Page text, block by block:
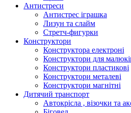
Антистреси
Антистрес іграшка
Лизун та слайм
Стретч-фигурки
Конструктори
Конструктора електроні
Конструктори для
Конструктори пластикові
Конструктори металеві
Конструктори магнітні
Дитячий транспорт
Автокрісла , візочки та